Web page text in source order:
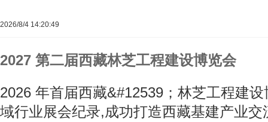
2026/8/4 14:20:49
2027 第二届西藏林芝工程建设博览会
2026 年首届西藏&#12539；林芝工程建
域行业展会纪录,成功打造西藏基建产业